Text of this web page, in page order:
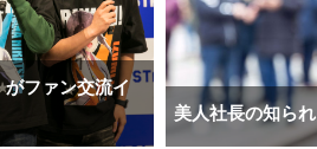
がファン交流イ
美人社長の知ら